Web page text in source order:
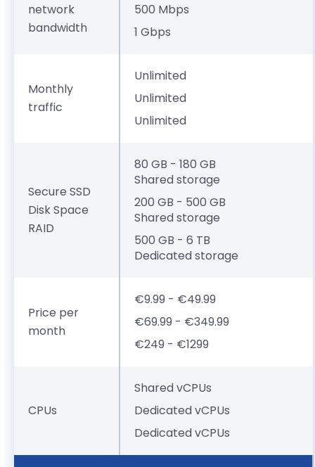
network
bandwidth
500 Mbps
1 Gbps
Monthly
traffic
Unlimited
Unlimited
Unlimited
Secure SSD
Disk Space
RAID
80 GB - 180 GB
Shared storage
200 GB - 500 GB
Shared storage
500 GB - 6 TB
Dedicated storage
Price per
month
€9.99 - €49.99
€69.99 - €349.99
€249 - €1299
CPUs
Shared vCPUs
Dedicated vCPUs
Dedicated vCPUs